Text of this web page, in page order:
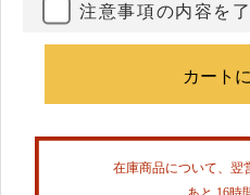
注意事項の内容を
在庫商品について、翌